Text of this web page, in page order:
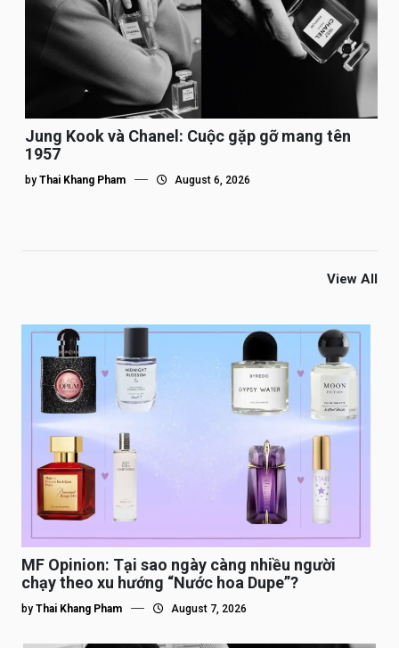
Jung Kook và Chanel: Cuộc gặp gỡ mang tên
1957
by Thai Khang Pham August 6, 2026
View All
MF Opinion: Tại sao ngày càng nhiều người
chạy theo xu hướng “Nước hoa Dupe”?
by Thai Khang Pham August 7, 2026